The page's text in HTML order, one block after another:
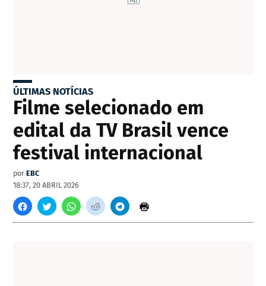
ÚLTIMAS NOTÍCIAS
Filme selecionado em
edital da TV Brasil vence
festival internacional
por EBC
18:37, 20 ABRIL 2026